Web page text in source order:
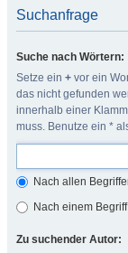
Suchanfrage
Suche nach Wörtern:
Setze ein + vor ein
das nicht gefunden
innerhalb einer
muss. Benutze ein *
Nach allen
Nach einem
Zu suchender Autor: